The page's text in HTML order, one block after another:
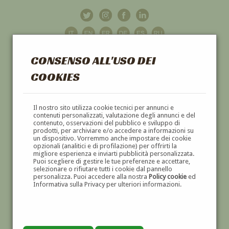
CONSENSO ALL'USO DEI
COOKIES
Il nostro sito utilizza cookie tecnici per annunci e
contenuti personalizzati, valutazione degli annunci e del
contenuto, osservazioni del pubblico e sviluppo di
prodotti, per archiviare e/o accedere a informazioni su
un dispositivo. Vorremmo anche impostare dei cookie
opzionali (analitici e di profilazione) per offrirti la
migliore esperienza e inviarti pubblicità personalizzata.
Puoi scegliere di gestire le tue preferenze e accettare,
selezionare o rifiutare tutti i cookie dal pannello
personalizza. Puoi accedere alla nostra Policy cookieed
Informativa sulla Privacy per ulteriori informazioni.
GALLERIAD'ARTE
DIPINTI E SCULTURE '800 E '900